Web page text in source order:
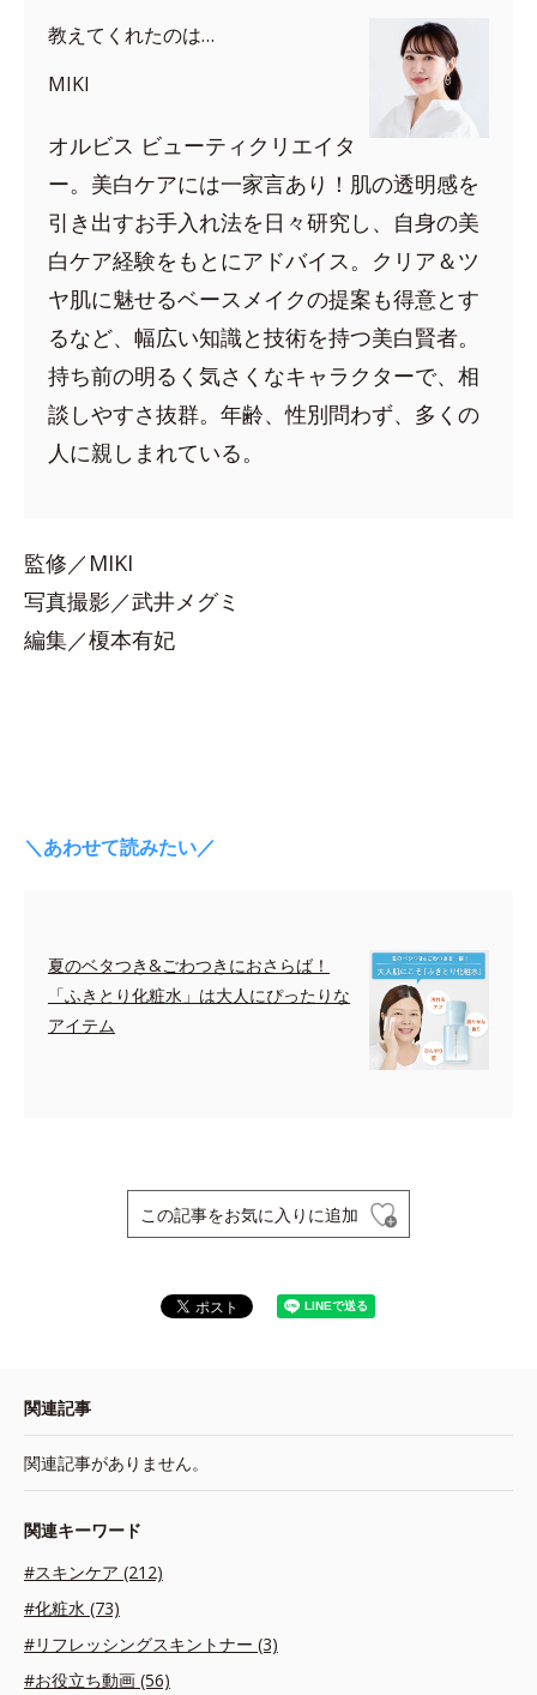
教えてくれたのは…
MIKI
オルビス ビューティクリエイタ
ー。美白ケアには一家言あり！肌の透明感を
引き出すお手入れ法を日々研究し、自身の美
白ケア経験をもとにアドバイス。クリア＆ツ
ヤ肌に魅せるベースメイクの提案も得意とす
るなど、幅広い知識と技術を持つ美白賢者。
持ち前の明るく気さくなキャラクターで、相
談しやすさ抜群。年齢、性別問わず、多くの
人に親しまれている。
監修／MIKI
写真撮影／武井メグミ
編集／榎本有妃
＼あわせて読みたい／
夏のベタつき&ごわつきにおさらば！
「ふきとり化粧水」は大人にぴったりな
アイテム
この記事をお気に入りに追加
関連記事
関連記事がありません。
関連キーワード
#スキンケア (212)
#化粧水 (73)
#リフレッシングスキントナー (3)
#お役立ち動画 (56)